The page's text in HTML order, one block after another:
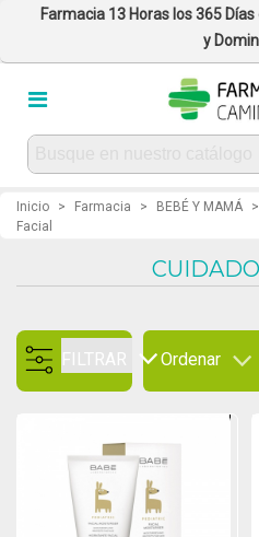
Farmacia 13 Horas los 365
y
Inicio > Farmacia > BEBÉ Y MAMÁ >
Facial
FILTRAR Ordenar